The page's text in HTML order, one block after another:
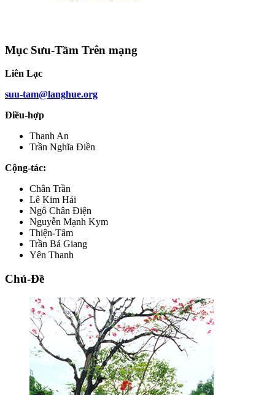
Mục Sưu-Tầm Trên mạng
Liên Lạc
suu-tam@langhue.org
Điều-hợp
Thanh An
Trần Nghĩa Điền
Cộng-tác:
Chân Trần
Lê Kim Hải
Ngô Chân Điện
Nguyễn Mạnh Kym
Thiện-Tâm
Trần Bá Giang
Yên Thanh
Chủ-Đề